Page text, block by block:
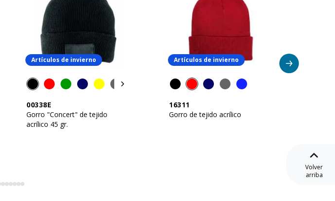
Artículos de invierno
00338E
Gorro "Concert" de tejido
acrílico 45 gr.
Artículos de invierno
16311
Gorro de tejido acrílico
Volver
arriba